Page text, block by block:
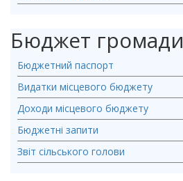
Бюджет громади
Бюджетний паспорт
Видатки місцевого бюджету
Доходи місцевого бюджету
Бюджетні запити
Звіт сільського голови